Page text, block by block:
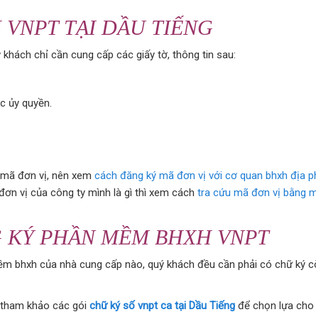
TẠI DẦU TIẾNG
chỉ cần cung cấp các giấy tờ, thông tin sau:
ủy quyền.
đơn vị, nên xem cách đăng ký mã đơn vị với cơ quan bhxh địa
vị của công ty mình là gì thì xem cách tra cứu mã đơn vị bằng
PHẦN MỀM BHXH VNPT
bhxh của nhà cung cấp nào, quý khách đều cần phải có chữ ký
khảo các gói chữ ký số vnpt ca tại Dầu Tiếng để chọn lựa cho